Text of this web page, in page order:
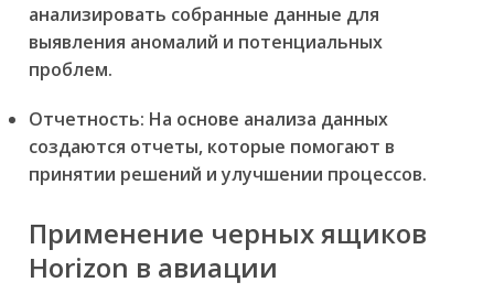
анализировать собранные данные для
выявления аномалий и потенциальных
проблем.
Отчетность: На основе анализа данных
создаются отчеты, которые помогают в
принятии решений и улучшении процессов.
Применение черных ящиков
Horizon в авиации